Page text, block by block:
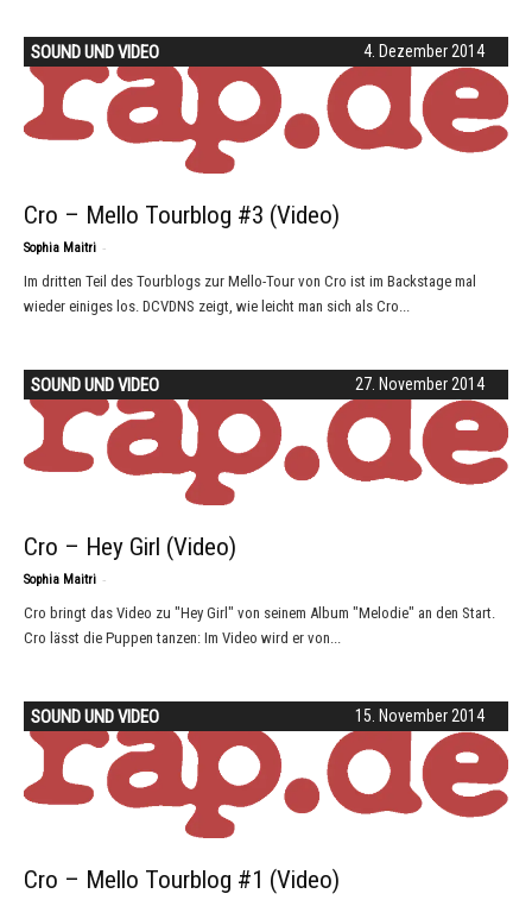
4. Dezember 2014
SOUND UND VIDEO
Cro – Mello Tourblog #3 (Video)
Sophia Maitri -
Im dritten Teil des Tourblogs zur Mello-Tour von Cro ist im Backstage mal
wieder einiges los. DCVDNS zeigt, wie leicht man sich als Cro...
27. November 2014
SOUND UND VIDEO
Cro – Hey Girl (Video)
Sophia Maitri -
Cro bringt das Video zu "Hey Girl" von seinem Album "Melodie" an den Start.
Cro lässt die Puppen tanzen: Im Video wird er von...
15. November 2014
SOUND UND VIDEO
Cro – Mello Tourblog #1 (Video)